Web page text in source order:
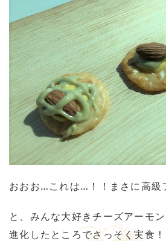
おおお…これは…！！まさに高級
と、みんな大好きチーズアーモ
進化したところでさっそく実食！